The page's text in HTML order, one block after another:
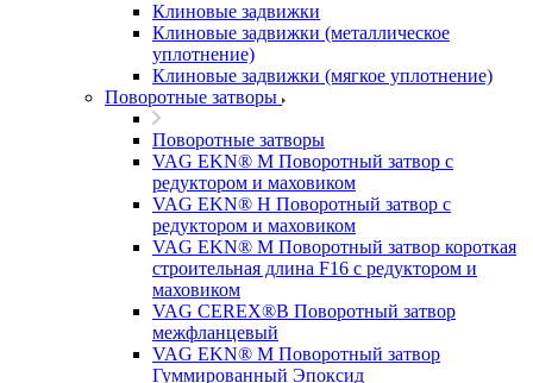
Клиновые задвижки
Клиновые задвижки (металлическое
уплотнение)
Клиновые задвижки (мягкое уплотнение)
Поворотные затворы
Поворотные затворы
VAG EKN® M Поворотный затвор с
редуктором и маховиком
VAG EKN® H Поворотный затвор с
редуктором и маховиком
VAG EKN® M Поворотный затвор короткая
строительная длина F16 с редуктором и
маховиком
VAG CEREX®B Поворотный затвор
межфланцевый
VAG EKN® M Поворотный затвор
Гуммированный Эпоксид